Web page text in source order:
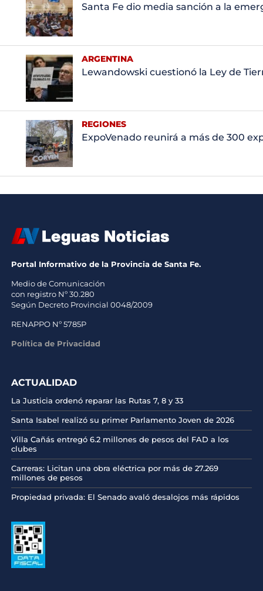
Santa Fe dio media sanción a la
ARGENTINA
Lewandowski cuestionó la Ley de
REGIONES
ExpoVenado reunirá a más de 300
Portal Informativo de la Provincia de Santa Fe.
Medio de Comunicación
con registro Nº 30.280
Según Decreto Provincial 0048/2009
RENAPPO Nº 5785P
Política de Privacidad
ACTUALIDAD
La Justicia ordenó reparar las Rutas 7, 8 y 33
Santa Isabel realizó su primer Parlamento Joven de 2026
Villa Cañás entregó 6.2 millones de pesos del FAD a los
clubes
Carreras: Licitan una obra eléctrica por más de 27.269
millones de pesos
Propiedad privada: El Senado avaló desalojos más rápidos